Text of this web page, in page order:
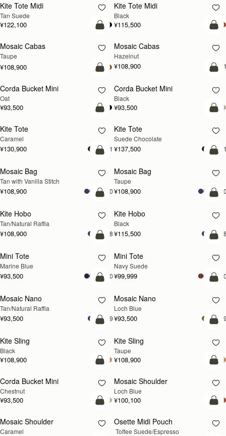
Kite Tote Midi
Tan Suede
¥122,100
Kite Tote Midi
Black
¥115,500
新登場
カートに追加
Mosaic Cabas
Taupe
¥108,900
新登場
カ
Mosaic Cabas
Hazelnut
¥108,900
カートに追加
Corda Bucket Mini
Oat
¥93,500
カ
Corda Bucket Mini
Black
¥93,500
カートに追加
Kite Tote
Caramel
¥130,900 +1
カ
Kite Tote
Suede Chocolate
¥137,500
カートに追加
Mosaic Bag
Tan with Vanilla Stitch
¥108,900 +10
カ
Mosaic Bag
Taupe
¥108,900
カートに追加
Kite Hobo
Tan/Natural Raffia
¥108,900 +8
カ
Kite Hobo
Black
¥115,500
カートに追加
Mini Tote
Marine Blue
¥93,500 +10
新登場
カ
Mini Tote
Navy Suede
¥99,999
予約する
予約する
Mosaic Nano
Tan/Natural Raffia
¥93,500 +9
新登場
カ
Mosaic Nano
Loch Blue
¥93,500
カートに追加
Kite Sling
Black
¥108,900
カ
Kite Sling
Taupe
¥108,900
カートに追加
Corda Bucket Mini
Chestnut
¥93,500
新登場
カ
Mosaic Shoulder
Loch Blue
¥100,100
予約する
予約する
Mosaic Shoulder
Caramel
カ
Osette Midi Pouch
Toffee Suede/Espresso